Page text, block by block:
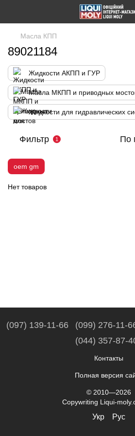
Масла КПП
89021184
Жидкости АКПП и ГУР
Масла МКПП и приводных
Жидкости для гидравлических
Фильтр 1 По
oem gm
Нет товаров
(097) 139-11-66 (099) 276-11-
(044) 357-87-
Контакты
Полная версия
© 2010—2026
Copywriting Liqui-
Укр Рус